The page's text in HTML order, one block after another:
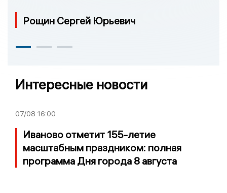
Рощин Сергей Юрьевич
Интересные новости
07/08 16:00
Иваново отметит 155-летие
масштабным праздником: полная
программа Дня города 8 августа